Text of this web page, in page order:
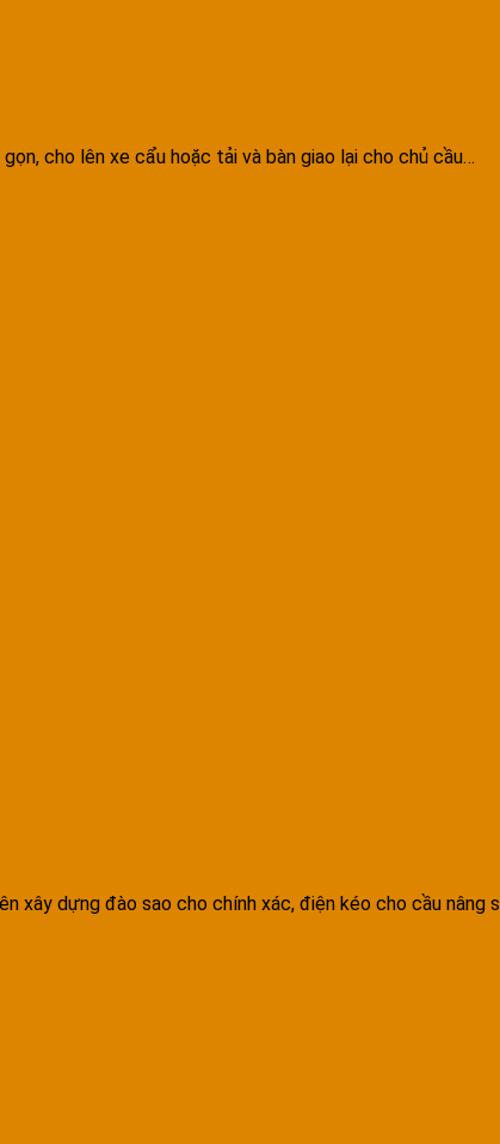
cho lên xe cẩu hoặc tải và bàn giao lại cho chủ cầu…
xây dựng đào sao cho chính xác, điện kéo cho cầu nâng